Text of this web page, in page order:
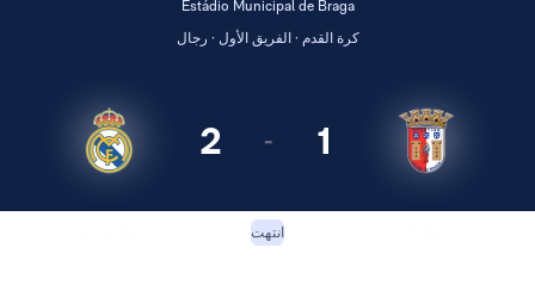
Estádio Municipal de Braga
كرة القدم · الفريق الأول · رجال
1
-
2
انتهت